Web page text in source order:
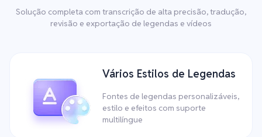
Solução completa com transcrição de alta precisão, tradução,
revisão e exportação de legendas e vídeos
Vários Estilos de Legendas
Fontes de legendas personalizáveis,
estilo e efeitos com suporte
multilíngue